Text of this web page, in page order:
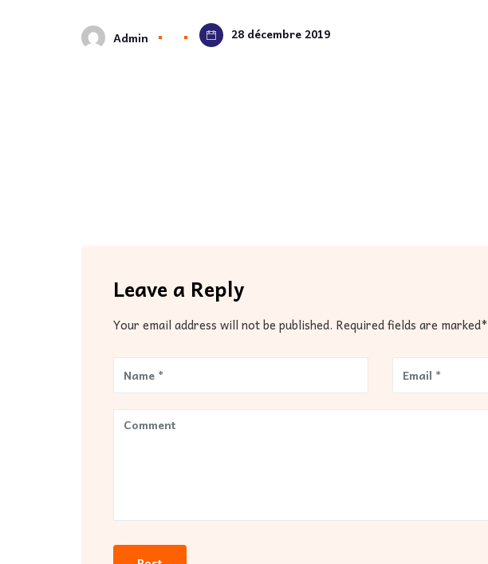
Admin 28 décembre 2019
Leave a Reply
Your email address will not be published. Required fields are marked*